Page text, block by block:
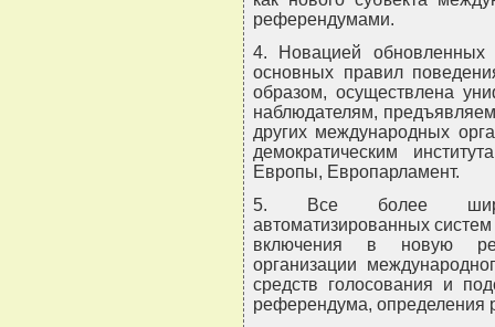
референдумами.
4. Новацией обновленных
основных правил
образом, осуществлена
наблюдателям,
других международных
демократическим
Европы, Европарламент.
5. Все более
автоматизированных
включения в новую
организации
средств голосования и
референдума, определения